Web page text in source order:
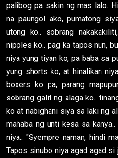
palibog pa sakin ng mas lalo.
na paungol ako, pumatong
utong ko.. sobrang
nipples ko.. pag ka tapos nun,
niya yung tiyan ko, pa baba sa
yung shorts ko, at hinalikan
boxers ko pa, parang
sobrang galit ng alaga ko..
ko at nabighani siya sa laki ng
mahaba ng unti kesa sa
niya.. "Syempre naman, hindi
Tapos sinubo niya agad agad